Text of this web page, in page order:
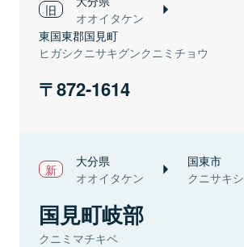
オオイタケン
東国東郡国見町
ヒガシクニサキグンクニミチョウ
872-1614
大分県
オオイタケン
国東市
クニサキシ
国見町岐部
クニミマチキベ